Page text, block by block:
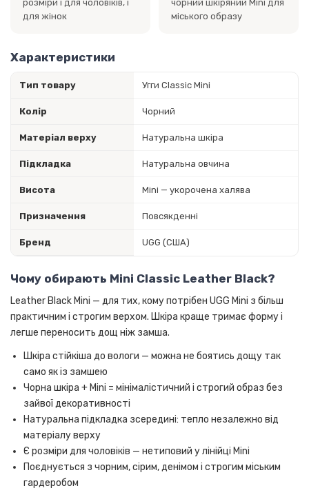
розміри і для чоловіків, і
для жінок
чорний шкіряний Mini для
міського образу
Характеристики
Тип товару Угги Classic Mini
Колір Чорний
Матеріал верху Натуральна шкіра
Підкладка Натуральна овчина
Висота Mini — укорочена халява
Призначення Повсякденні
Бренд UGG (США)
Чому обирають Mini Classic Leather Black?
Leather Black Mini — для тих, кому потрібен UGG Mini з більш
практичним і строгим верхом. Шкіра краще тримає форму і
легше переносить дощ ніж замша.
Шкіра стійкіша до вологи — можна не боятись дощу так
само як із замшею
Чорна шкіра + Mini = мінімалістичний і строгий образ без
зайвої декоративності
Натуральна підкладка зсередині: тепло незалежно від
матеріалу верху
Є розміри для чоловіків — нетиповий у лінійці Mini
Поєднується з чорним, сірим, денімом і строгим міським
гардеробом